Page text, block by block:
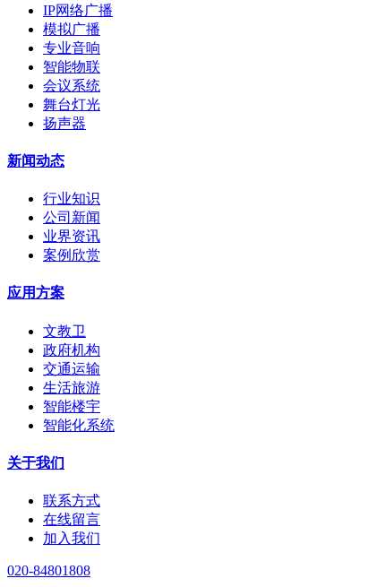
IP网络广播
模拟广播
专业音响
智能物联
会议系统
舞台灯光
扬声器
新闻动态
行业知识
公司新闻
业界资讯
案例欣赏
应用方案
文教卫
政府机构
交通运输
生活旅游
智能楼宇
智能化系统
关于我们
联系方式
在线留言
加入我们
020-84801808